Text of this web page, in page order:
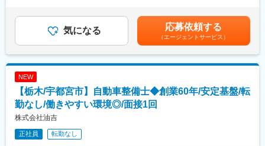
月給にプラスして手当が支給。
・エグゼクティブショップディレクター：8万円
・ショップエキスパート・ショップディレクター：6万円
★働き方◎
・有給・連休取得を推進！月に最低1日の有給取得推進
・育休実績：取得率：約95％／復帰率89.1％
・ショップ勤務者 4連休超取得率：86.8％
◇店頭ディスプレイづくり
◇店内イベントの企画・実施など
■研修体制充実♪
・約9割が未経験スタート★
安な気持ちはよく理解できます。
あなたが安心できるようしっかりとフォローします！同期入社の
仲間はもちろん、先輩ともいい関係を築いていけるのがベルパー
クの魅力のひとつ。
困った時はすぐに相談し合えて、互いに高め合いながら成長でき
ます！
トバンク認定資格を取得すると資格手当が追加支給されます。※上
記月収・年収はみなし残業手当含む加えた金額です。賞与：年2回
（6・12月）・昇給：年1回賞与とは別にインセンティブや特別賞
与も支給実績あり（2025年は30万円の追加支給を実施） 賃金は
あくまでも目安の金額であり、選考を通じて上下する可能性があ
気になる 応募依頼する
（エージェントサービス）
NEW
【栃木/宇都宮市】自動車整備士◆創業60年/安定基盤/転
勤なし/働きやすい環境◎/面接1回
株式会社油吉
正社員 転勤なし